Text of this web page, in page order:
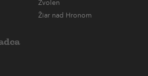
Zvolen
Žiar nad Hronom